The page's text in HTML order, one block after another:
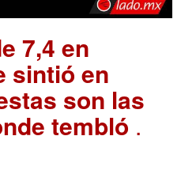
7,4 en
sintió en
son las
tembló .